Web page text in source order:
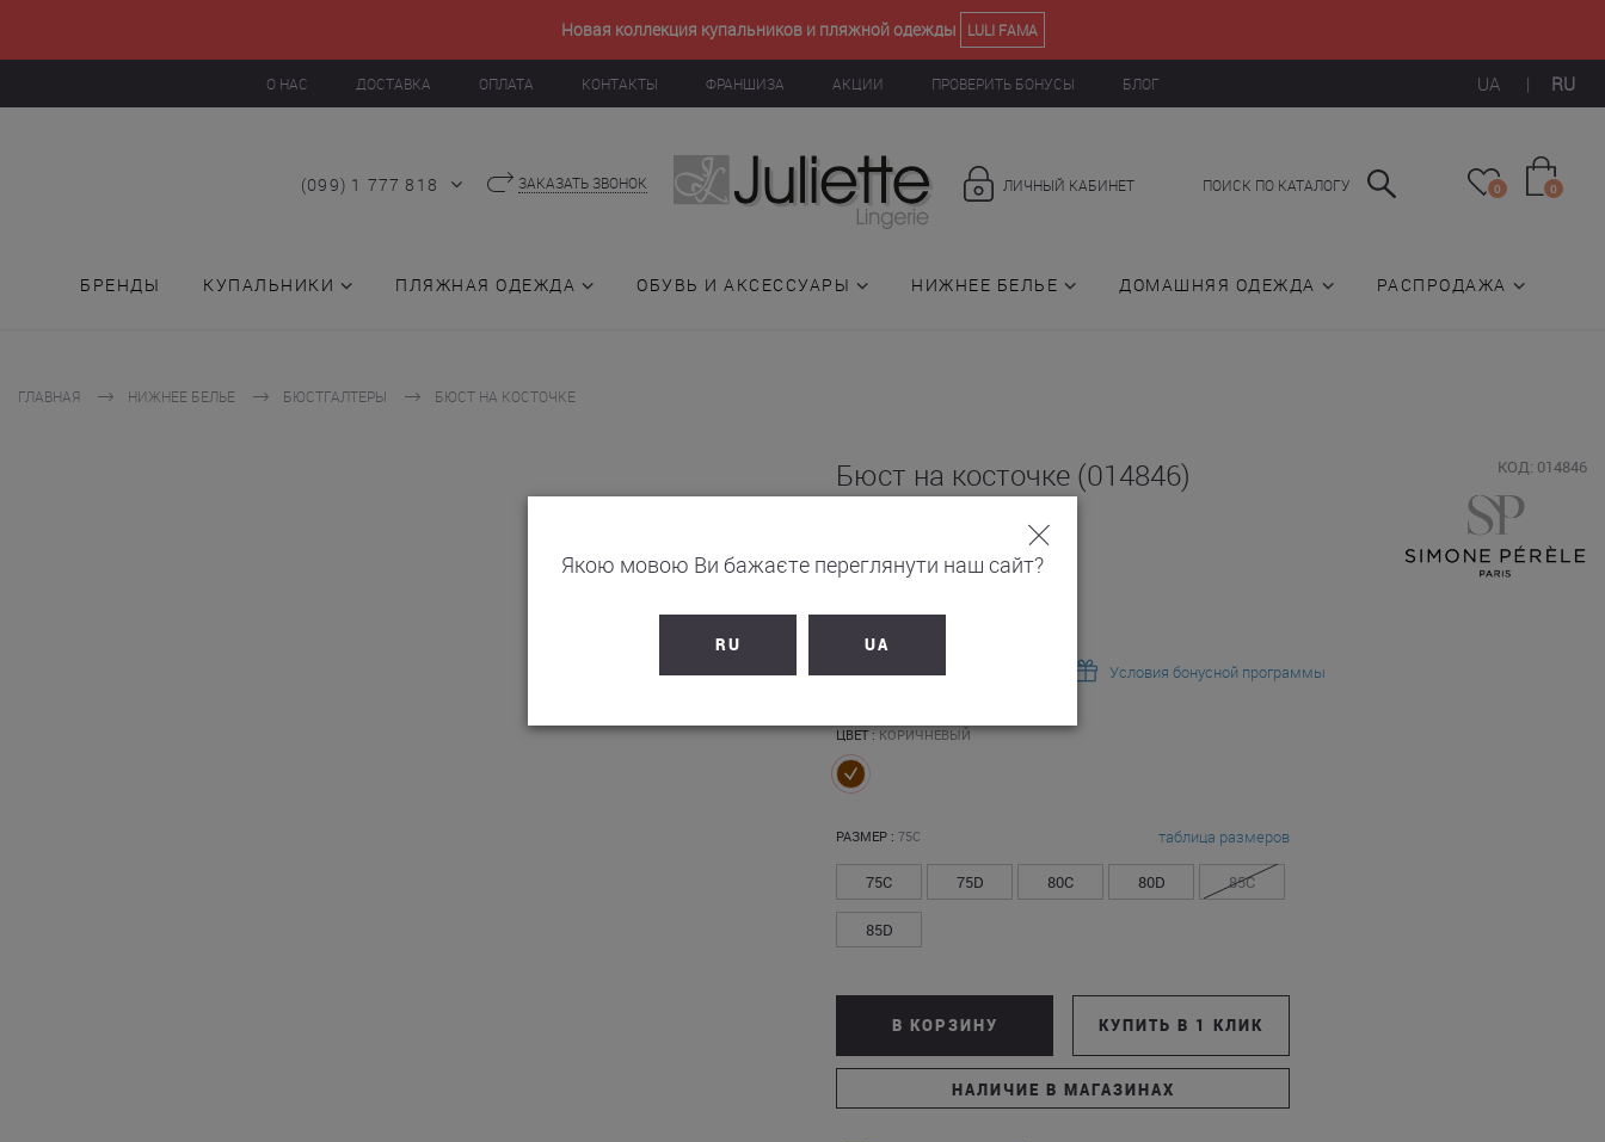
Новая коллекция купальников и пляжной одежды LULI FAMA
UA | RU
О НАС ДОСТАВКА ОПЛАТА КОНТАКТЫ ФРАНШИЗА АКЦИИ ПРОВЕРИТЬ БОНУСЫ БЛОГ
(099) 1 777 818 ЗАКАЗАТЬ ЗВОНОК ПОИСК ПО КАТАЛОГУ
ЛИЧНЫЙ КАБИНЕТ 0 0
БРЕНДЫ КУПАЛЬНИКИ ПЛЯЖНАЯ ОДЕЖДА ОБУВЬ И АКСЕССУАРЫ НИЖНЕЕ БЕЛЬЕ ДОМАШНЯЯ ОДЕЖДА РАСПРОДАЖА
ГЛАВНАЯ НИЖНЕЕ БЕЛЬЕ БЮСТГАЛТЕРЫ БЮСТ НА КОСТОЧКЕ
Бюст на косточке (014846) КОД: 014846
5 960грн
Условия бонусной программы
ЦВЕТ :КОРИЧНЕВЫЙ
РАЗМЕР : 75C таблица размеров
75C 75D 80C 80D 85C
85D
В КОРЗИНУ КУПИТЬ В 1 КЛИК
НАЛИЧИЕ В МАГАЗИНАХ
Якою мовою Ви бажаєте переглянути наш сайт?
RU UA